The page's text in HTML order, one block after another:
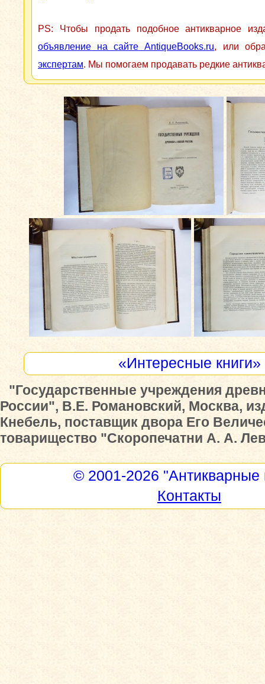
PS: Чтобы продать подобное антикварное
объявление на сайте AntiqueBooks.ru, или
экспертам. Мы помогаем продавать редкие
«Интересные книги»
"Государственные учреждения
России", В.Е. Романовский, Москва,
Кнебель, поставщик двора Его
товарищество "Скоропечатни А. А.
© 2001-2026 "Антикварные
Контакты